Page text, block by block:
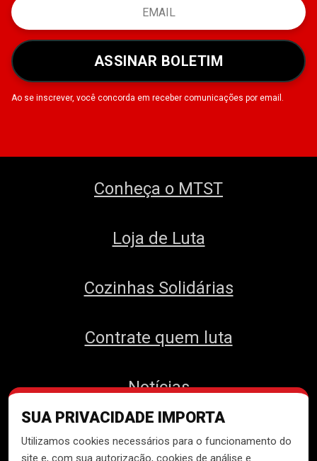
SUA PRIVACIDADE IMPORTA
Utilizamos cookies necessários para o funcionamento do
site e, com sua autorização, cookies de análise e
ASSINAR BOLETIM
Ao se inscrever, você concorda em receber comunicações por email.
Conheça o MTST
Loja de Luta
Cozinhas Solidárias
Contrate quem luta
Notícias
Contato